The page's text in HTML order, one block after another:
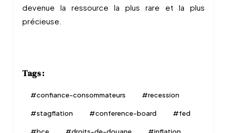
devenue la ressource la plus rare et la plus
précieuse.
Tags :
#confiance-consommateurs #recession
#stagflation #conference-board #fed